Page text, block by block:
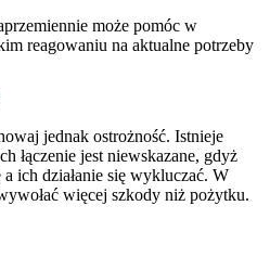
może pomóc w
reagowaniu na aktualne potrzeby
jednak ostrożność. Istnieje
łączenie jest niewskazane, gdyż
ich działanie się wykluczać. W
więcej szkody niż pożytku.